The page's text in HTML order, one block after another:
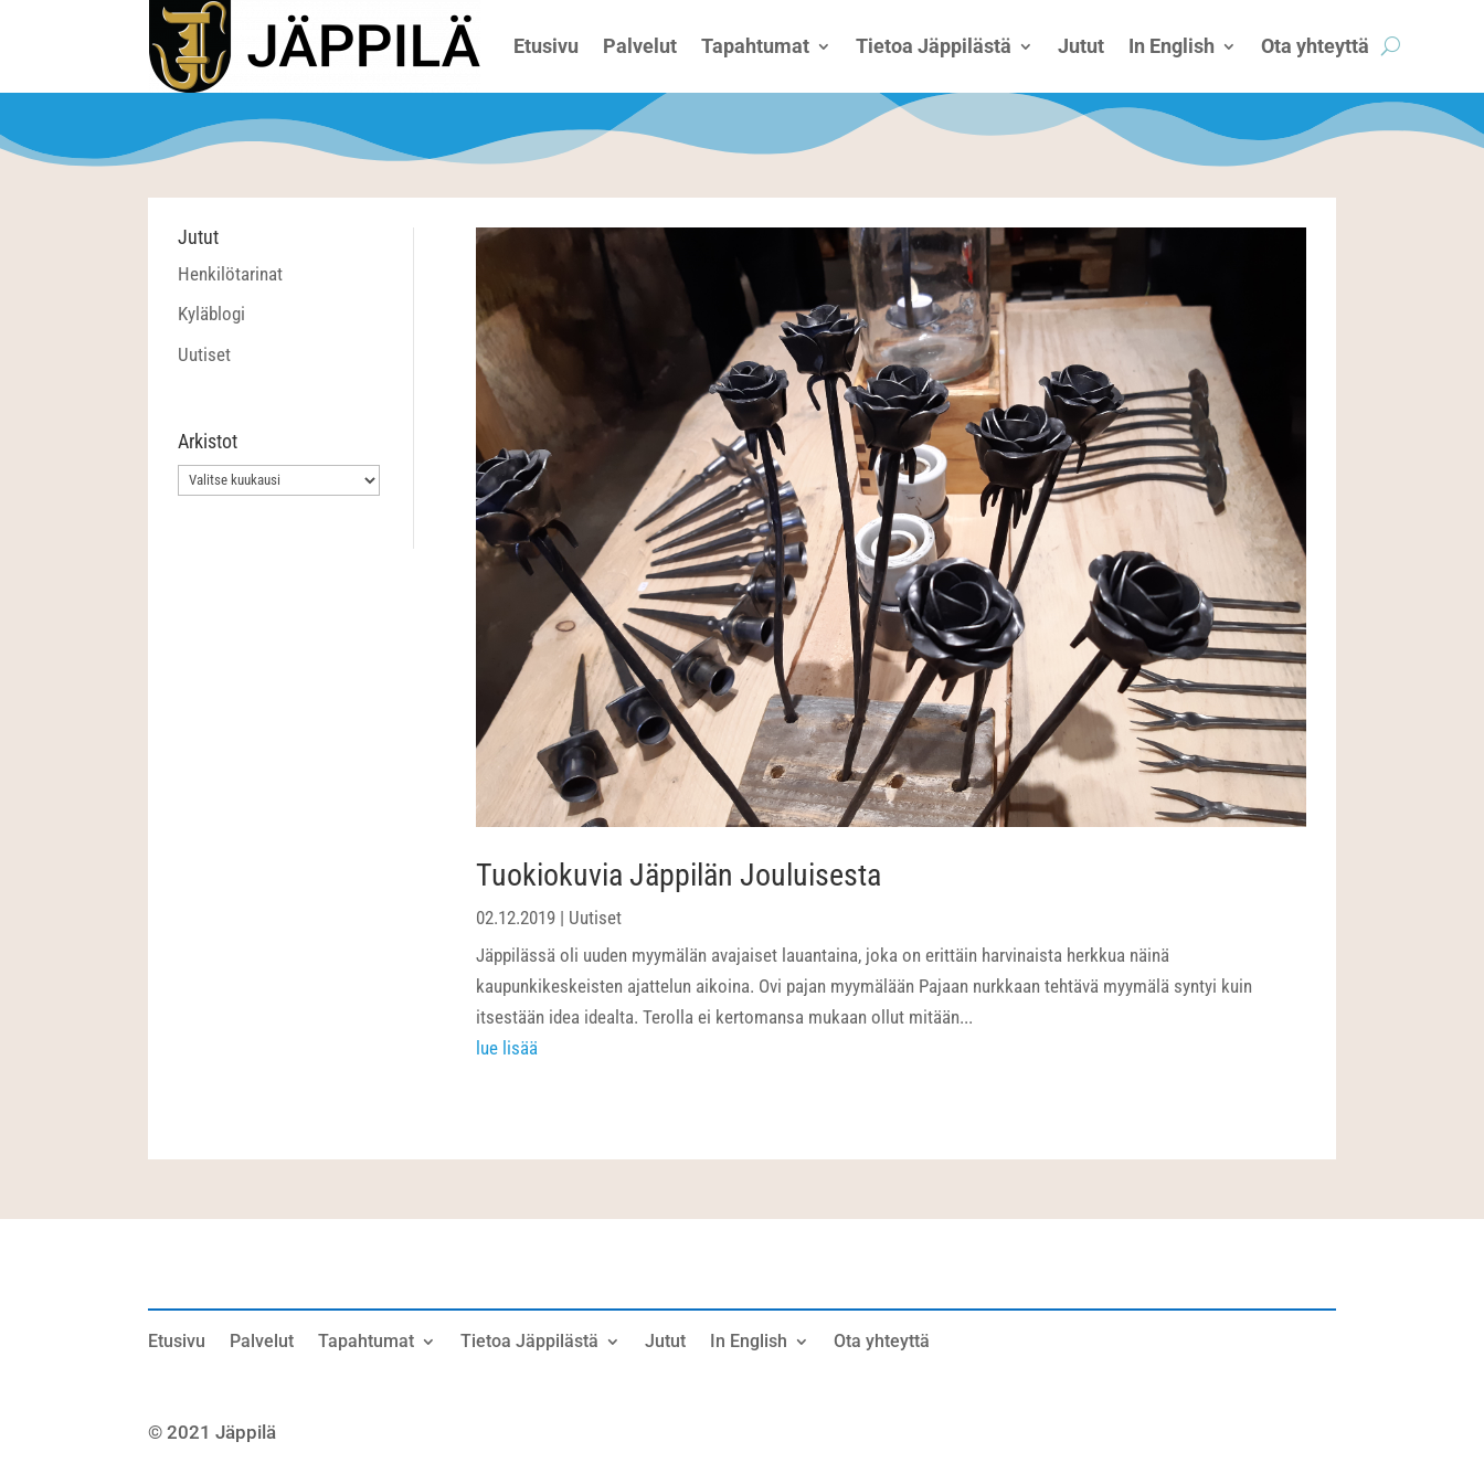
Etusivu Palvelut Tapahtumat Tietoa Jäppilästä Jutut In English Ota yhteyttä
Jutut
Henkilötarinat
Kyläblogi
Uutiset
Arkistot
Arkistot
Tuokiokuvia Jäppilän Jouluisesta
02.12.2019| Uutiset
Jäppilässä oli uuden myymälän avajaiset lauantaina, joka on erittäin harvinaista herkkua näinä
kaupunkikeskeisten ajattelun aikoina. Ovi pajan myymälään Pajaan nurkkaan tehtävä myymälä syntyi kuin
itsestään idea idealta. Terolla ei kertomansa mukaan ollut mitään...
lue lisää
Etusivu Palvelut Tapahtumat Tietoa Jäppilästä Jutut In English Ota yhteyttä
© 2021 Jäppilä